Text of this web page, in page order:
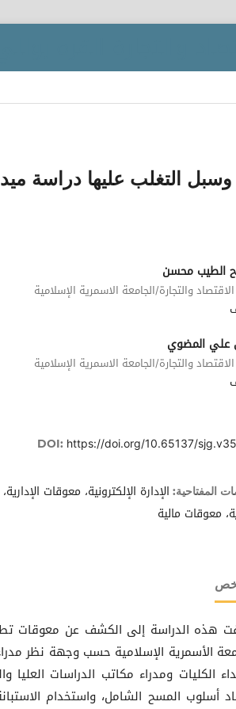
التغلب عليها دراسة
الطيب محسن
والتجارة/الجامعة الاسمرية الإسلامية
علي المضوي
والتجارة/الجامعة الاسمرية الإسلامية
DOI: https://doi.org/10.65137/
المفتاحية: الإدارة الإلكترونية، معوقات
معوقات مالية
هذه الدراسة إلى الكشف عن معوقات
الأسمرية الإسلامية حسب وجهة نظر مدراء
الكليات ومدراء مكاتب الدراسات العليا
أسلوب المسح الشامل، واستخدام